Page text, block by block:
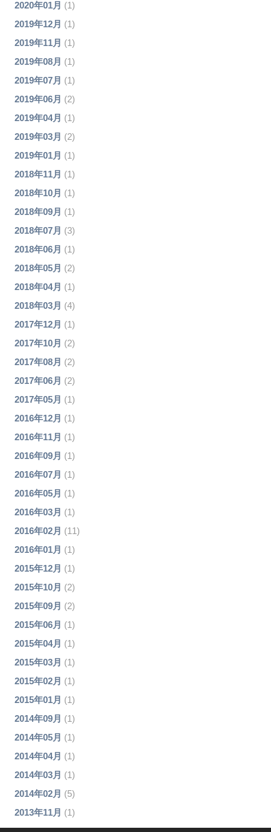
2020年01月 (1)
2019年12月 (1)
2019年11月 (1)
2019年08月 (1)
2019年07月 (1)
2019年06月 (2)
2019年04月 (1)
2019年03月 (2)
2019年01月 (1)
2018年11月 (1)
2018年10月 (1)
2018年09月 (1)
2018年07月 (3)
2018年06月 (1)
2018年05月 (2)
2018年04月 (1)
2018年03月 (4)
2017年12月 (1)
2017年10月 (2)
2017年08月 (2)
2017年06月 (2)
2017年05月 (1)
2016年12月 (1)
2016年11月 (1)
2016年09月 (1)
2016年07月 (1)
2016年05月 (1)
2016年03月 (1)
2016年02月 (11)
2016年01月 (1)
2015年12月 (1)
2015年10月 (2)
2015年09月 (2)
2015年06月 (1)
2015年04月 (1)
2015年03月 (1)
2015年02月 (1)
2015年01月 (1)
2014年09月 (1)
2014年05月 (1)
2014年04月 (1)
2014年03月 (1)
2014年02月 (5)
2013年11月 (1)